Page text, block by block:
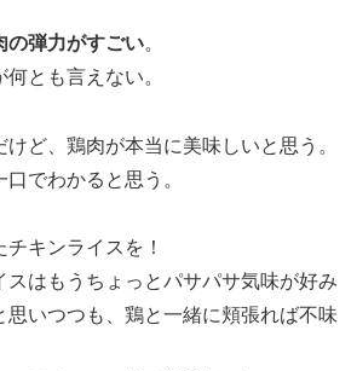
の弾力がすごい。
とも言えない。
ど、鶏肉が本当に美味しいと思う。
でわかると思う。
キンライスを！
スはもうちょっとパサパサ気味が好み
思いつつも、鶏と一緒に頬張れば不味